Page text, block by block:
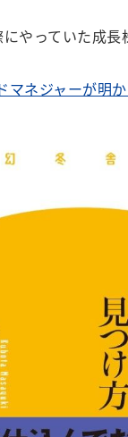
やっていた成長
ネジャーが明